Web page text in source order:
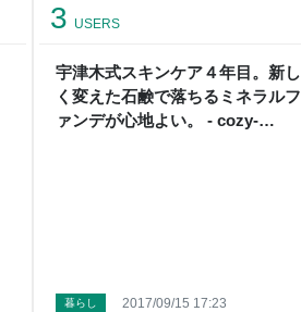
宇津木式スキンケア４年目。新し
く変えた石鹸で落ちるミネラルフ
ァンデが心地よい。 - cozy-
3 USERS
暮らし 2017/09/15 17:23